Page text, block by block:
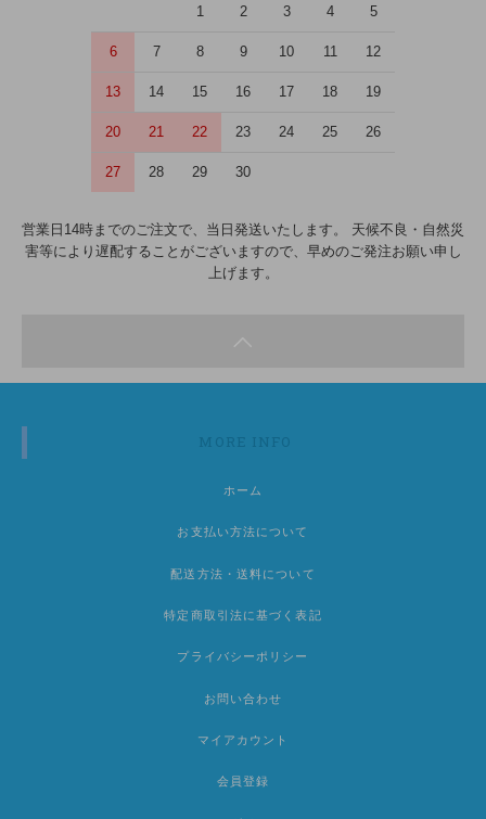
1 2 3 4 5
6 7 8 9 10 11 12
13 14 15 16 17 18 19
20 21 22 23 24 25 26
27 28 29 30
営業日14時までのご注文で、当日発送いたします。 天候不良・自然災
害等により遅配することがございますので、早めのご発注お願い申し
上げます。
MORE INFO
ホーム
お支払い方法について
配送方法・送料について
特定商取引法に基づく表記
プライバシーポリシー
お問い合わせ
マイアカウント
会員登録